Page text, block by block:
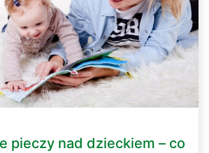
pieczy nad dzieckiem – co